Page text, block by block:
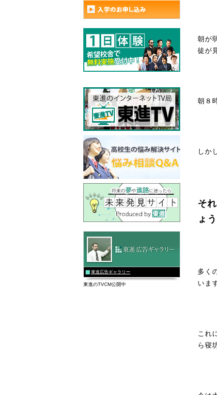
朝が
徒が
朝８
しか
そ
ょう
多く
いま
これ
ら寝
東進広告ギャラリー
東進のTVCM公開中